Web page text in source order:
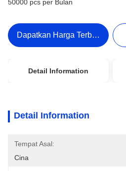
50000 pcs per Bulan
Dapatkan Harga Terbaik
Detail Information
Detail Information
Tempat Asal:
Cina